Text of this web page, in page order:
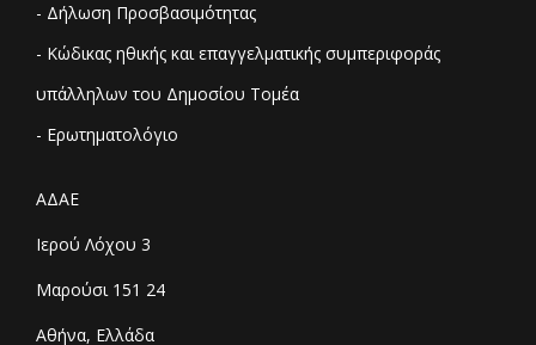
- Δήλωση Προσβασιμότητας
- Κώδικας ηθικής και επαγγελματικής συμπεριφοράς
υπάλληλων του Δημοσίου Τομέα
- Ερωτηματολόγιο
ΑΔΑΕ
Ιερού Λόχου 3
Μαρούσι 151 24
Αθήνα, Ελλάδα